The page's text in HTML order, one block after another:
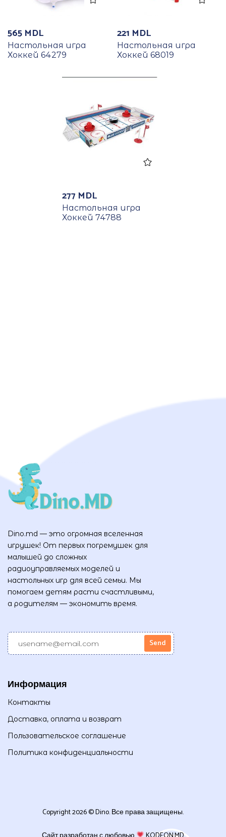
565 MDL
Настольная игра
Хоккей 64279
221 MDL
Настольная игра
Хоккей 68019
277 MDL
Настольная игра
Хоккей 74788
Dino.md — это огромная вселенная
игрушек! От первых погремушек для
малышей до сложных
радиоуправляемых моделей и
настольных игр для всей семьи. Мы
помогаем детям расти счастливыми,
а родителям — экономить время.
Информация
Контакты
Доставка, оплата и возврат
Пользовательское соглашение
Политика конфиденциальности
Copyright 2026 © Dino. Все права защищены.